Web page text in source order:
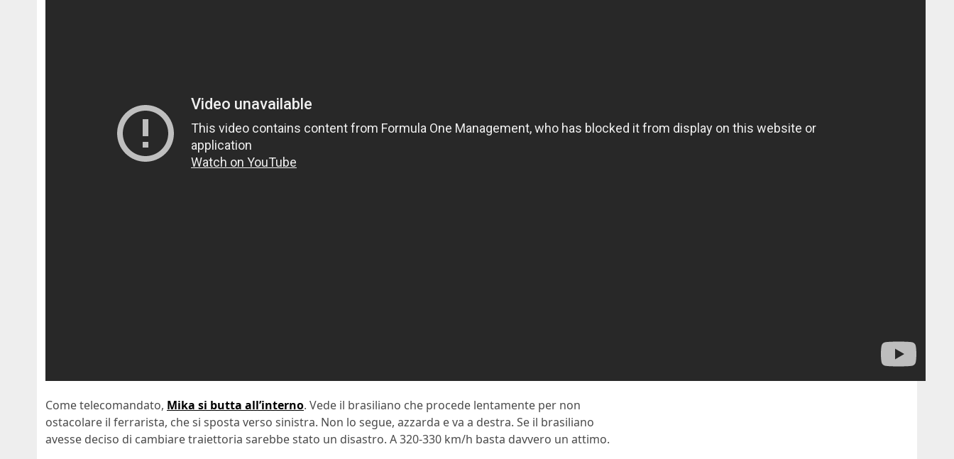
Come telecomandato, Mika si butta all’interno. Vede il brasiliano che procede lentamente per non
ostacolare il ferrarista, che si sposta verso sinistra. Non lo segue, azzarda e va a destra. Se il brasiliano
avesse deciso di cambiare traiettoria sarebbe stato un disastro. A 320-330 km/h basta davvero un attimo.